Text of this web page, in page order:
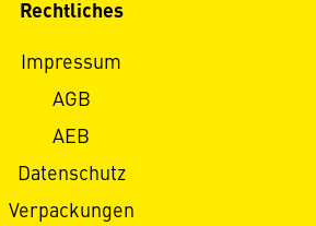
Rechtliches
Impressum
AGB
AEB
Datenschutz
Verpackungen